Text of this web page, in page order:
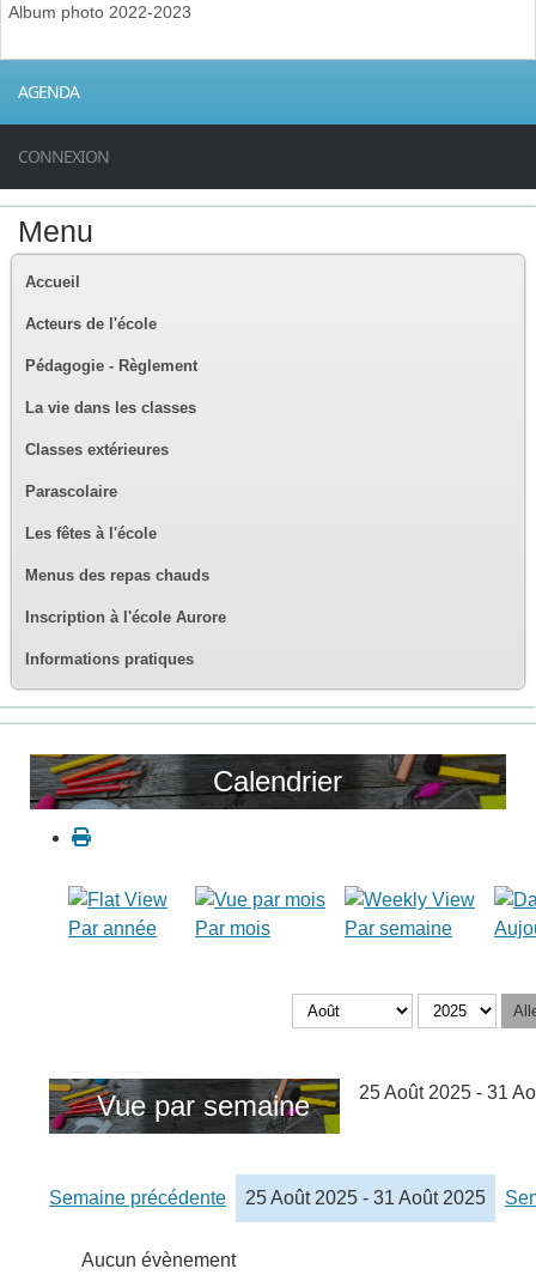
Album photo 2022-2023
AGENDA
CONNEXION
Menu
Accueil
Acteurs de l'école
Pédagogie - Règlement
La vie dans les classes
Classes extérieures
Parascolaire
Les fêtes à l'école
Menus des repas chauds
Inscription à l'école Aurore
Informations pratiques
Calendrier
Par année Par mois Par semaine
Vue par semaine 25 Août 2025 - 31
Semaine précédente 25 Août 2025 - 31 Août 2025
Aucun évènement